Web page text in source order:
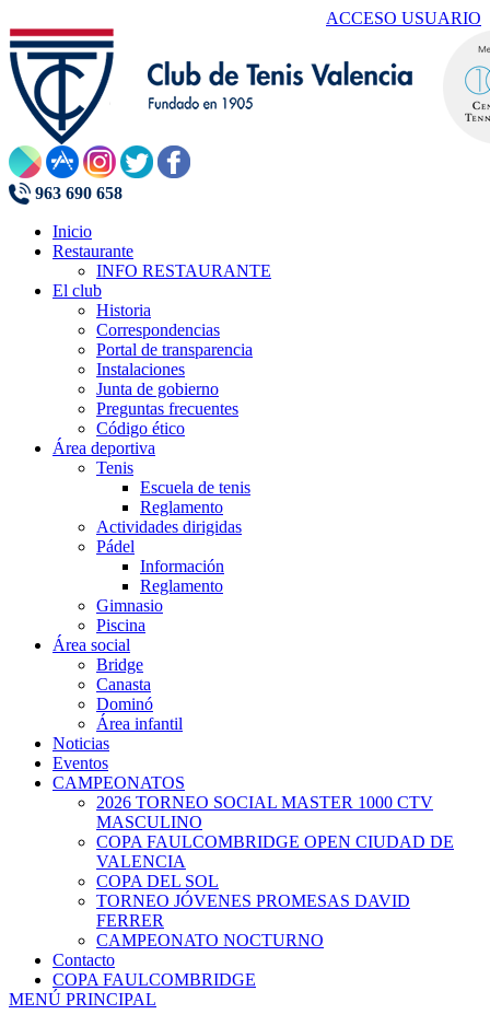
ACCESO USUARIO
963 690 658
Inicio
Restaurante
INFO RESTAURANTE
El club
Historia
Correspondencias
Portal de transparencia
Instalaciones
Junta de gobierno
Preguntas frecuentes
Código ético
Área deportiva
Tenis
Escuela de tenis
Reglamento
Actividades dirigidas
Pádel
Información
Reglamento
Gimnasio
Piscina
Área social
Bridge
Canasta
Dominó
Área infantil
Noticias
Eventos
CAMPEONATOS
2026 TORNEO SOCIAL MASTER 1000 CTV
MASCULINO
COPA FAULCOMBRIDGE OPEN CIUDAD DE
VALENCIA
COPA DEL SOL
TORNEO JÓVENES PROMESAS DAVID
FERRER
CAMPEONATO NOCTURNO
Contacto
COPA FAULCOMBRIDGE
MENÚ PRINCIPAL